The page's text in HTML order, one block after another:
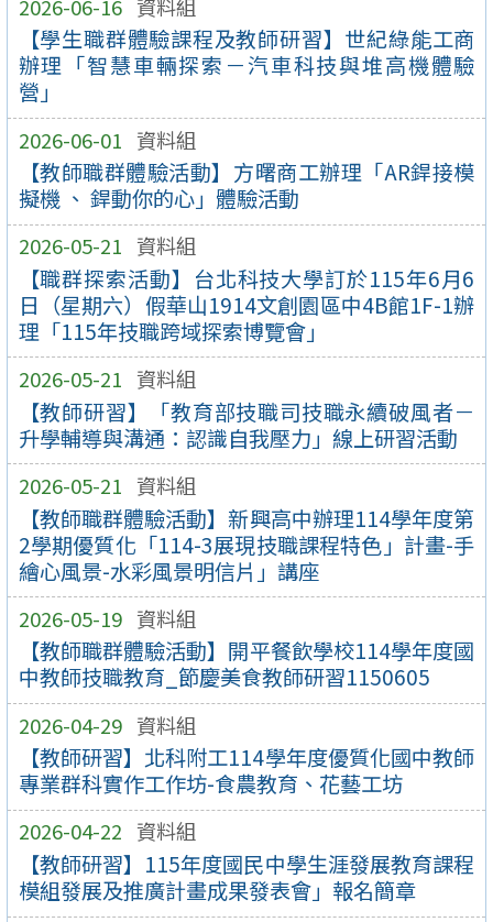
2026-06-16 資料組
【學生職群體驗課程及教師研習】世紀綠能工商
辦理「智慧車輛探索－汽車科技與堆高機體驗
營」
2026-06-01 資料組
【教師職群體驗活動】方曙商工辦理「AR銲接模
擬機 、 銲動你的心」體驗活動
2026-05-21 資料組
【職群探索活動】台北科技大學訂於115年6月6
日（星期六）假華山1914文創園區中4B館1F-1辦
理「115年技職跨域探索博覽會」
2026-05-21 資料組
【教師研習】「教育部技職司技職永續破風者－
升學輔導與溝通：認識自我壓力」線上研習活動
2026-05-21 資料組
【教師職群體驗活動】新興高中辦理114學年度第
2學期優質化「114-3展現技職課程特色」計畫-手
繪心風景-水彩風景明信片」講座
2026-05-19 資料組
【教師職群體驗活動】開平餐飲學校114學年度國
中教師技職教育_節慶美食教師研習1150605
2026-04-29 資料組
【教師研習】北科附工114學年度優質化國中教師
專業群科實作工作坊-食農教育、花藝工坊
2026-04-22 資料組
【教師研習】115年度國民中學生涯發展教育課程
模組發展及推廣計畫成果發表會」報名簡章